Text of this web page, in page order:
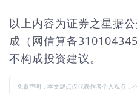
以上内容为证券之星据
成（网信算备
不构成投资建议。
免责声明：本文观点仅代表作者个人观点，